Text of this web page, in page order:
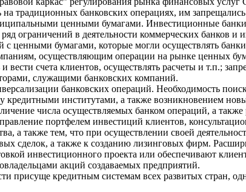
на традиционных банковских операциях, им
ценными бумагами. Инвестиционные
ограничений в деятельности коммерческих банков
ценными бумагами, которые могли осуществлять
осуществляющим операции на рынке ценных
счета клиентов, осуществлять расчеты и т.п.;
служащими банковских компаний.
банковских операций. Необходимость
институтами, а также возникновением
числа осуществляемых банком операций, а
портфелем инвестиций клиентов,
а также тем, что при осуществлении своей
сделок, а также к созданию лизинговых фирм.
инвестиционного проекта или обеспечивают
акций создаваемых предприятий.
присуще кредитным системам всех развитых стран,